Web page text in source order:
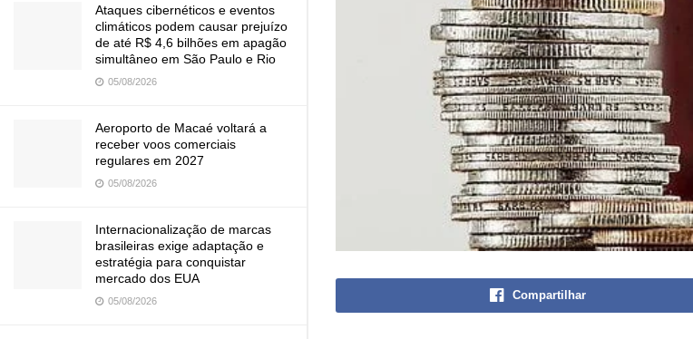
Ataques cibernéticos e eventos
climáticos podem causar prejuízo
de até R$ 4,6 bilhões em apagão
simultâneo em São Paulo e Rio
05/08/2026
Aeroporto de Macaé voltará a
receber voos comerciais
regulares em 2027
05/08/2026
Internacionalização de marcas
brasileiras exige adaptação e
estratégia para conquistar
mercado dos EUA
05/08/2026 Compartilhar